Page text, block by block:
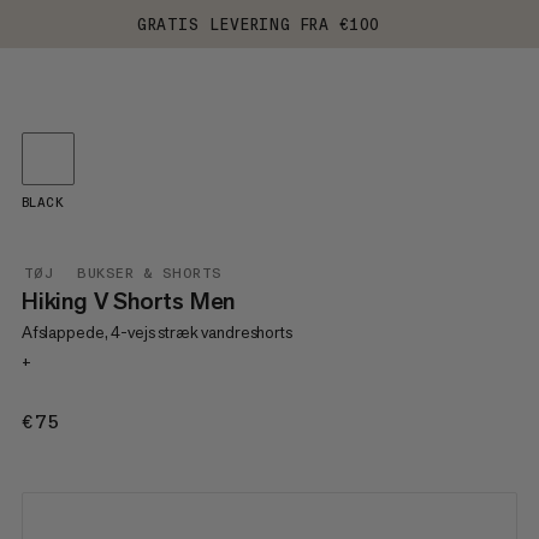
GRATIS LEVERING FRA €100
TØJ BUKSER & SHORTS
Hiking V Shorts Men
Afslappede, 4-vejs stræk vandreshorts
+
€75
BLACK